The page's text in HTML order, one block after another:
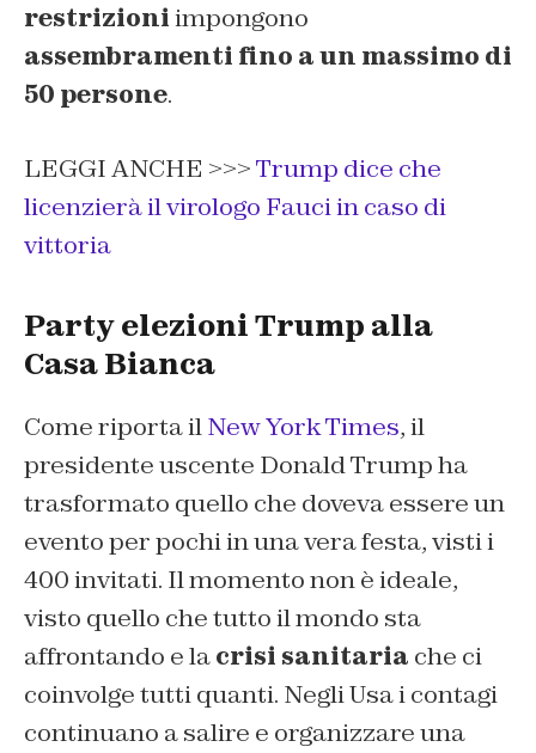
restrizioniimpongono
assembramenti fino a un massimo di
50 persone.
LEGGI ANCHE >>>Trump dice che
licenzierà il virologo Fauci in caso di
vittoria
Party elezioni Trump alla
Casa Bianca
Come riporta ilNew York Times, il
presidente uscente Donald Trump ha
trasformato quello che doveva essere un
evento per pochi in una vera festa, visti i
400 invitati. Il momento non è ideale,
visto quello che tutto il mondo sta
affrontando e lacrisi sanitaria che ci
coinvolge tutti quanti. Negli Usa i contagi
continuano a salire e organizzare una